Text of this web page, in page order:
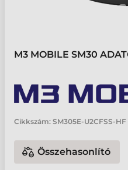
M3 MOBILE SM30
Cikkszám: SM305E-U2CFSS-HF
Összehasonlító